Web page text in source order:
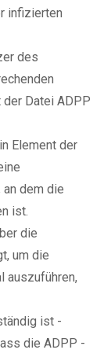
infizierten
des
Datei ADPP
Element der
dem die
ist.
die
um die
auszuführen,
ist -
die ADPP -